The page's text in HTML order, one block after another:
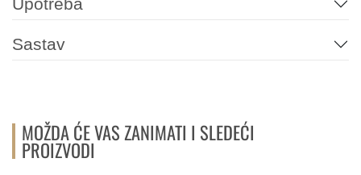
Upotreba
Sastav
MOŽDA ĆE VAS ZANIMATI I SLEDEĆI
PROIZVODI